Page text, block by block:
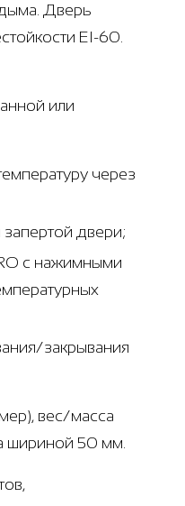
Дверь
EI-60.
или
через
двери;
с нажимными
закрывания
вес/масса
шириной 50 мм.